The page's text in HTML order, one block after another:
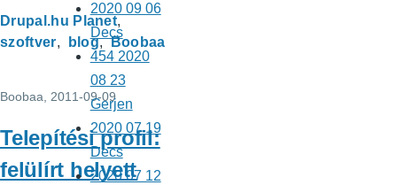
Drupal.hu Planet
szoftver
blog Boobaa
Boobaa , 2011-09-09
Telepítési profil:
felülírt helyett
2020 09 06
Decs
454 2020
08 23
Gerjen
2020 07 19
Decs
2020 07 12